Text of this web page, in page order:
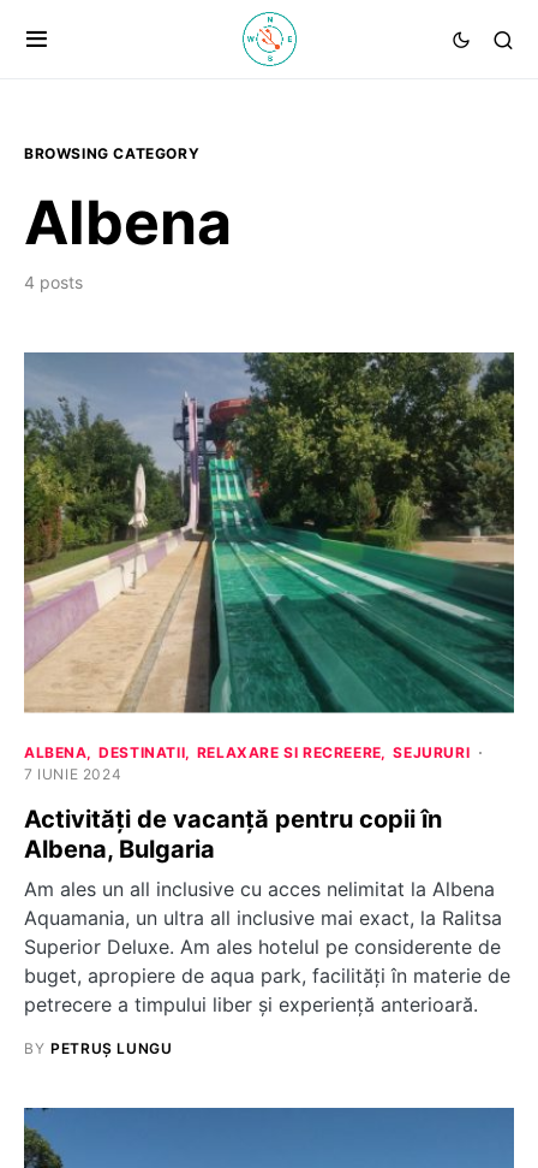
BROWSING CATEGORY
Albena
4 posts
ALBENA DESTINATII RELAXARE SI RECREERE
SEJURURI
7 IUNIE 2024
Activități de vacanță pentru copii în
Albena, Bulgaria
Am ales un all inclusive cu acces nelimitat la Albena
Aquamania, un ultra all inclusive mai exact, la Ralitsa
Superior Deluxe. Am ales hotelul pe considerente de
buget, apropiere de aqua park, facilități în materie de
petrecere a timpului liber și experiență anterioară.
BY PETRUȘ LUNGU